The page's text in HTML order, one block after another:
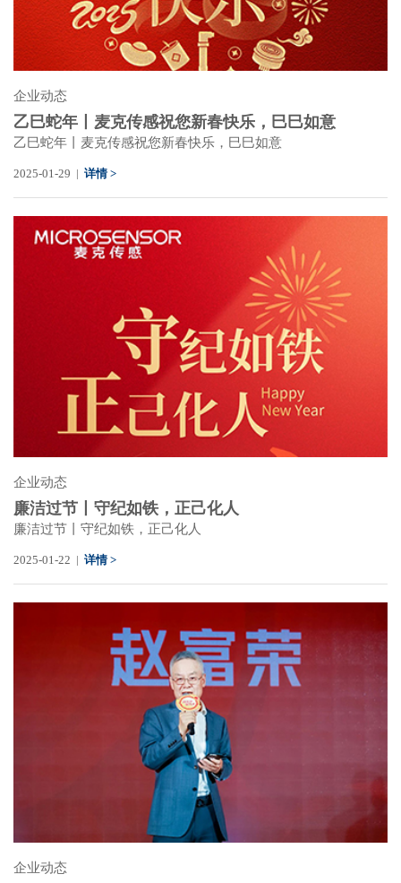
企业动态
乙巳蛇年丨麦克传感祝您新春快乐，巳巳如意
乙巳蛇年丨麦克传感祝您新春快乐，巳巳如意
2025-01-29 | 详情 >
企业动态
廉洁过节丨守纪如铁，正己化人
廉洁过节丨守纪如铁，正己化人
2025-01-22 | 详情 >
企业动态